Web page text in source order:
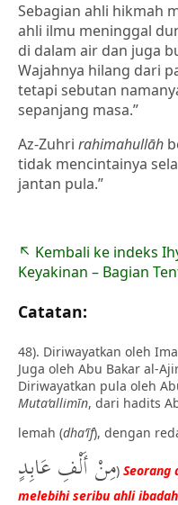
Sebagian ahli hikmah
ahli ilmu meninggal
di dalam air dan juga
Wajahnya hilang dari
tetapi sebutan
sepanjang masa.”
Az-Zuhri rahimahullāh
tidak mencintainya
jantan pula.”
↖ Kembali ke indeks
Keyakinan – Bagian
Catatan:
48). Diriwayatkan oleh
Juga oleh Abu Bakar al-
Diriwayatkan pula oleh
Muta‘allimīn, dari hadits
lemah (dha‘īf), dengan
مِنْ أَلْفِ عَابِدٍ)
melebihi seribu ahli